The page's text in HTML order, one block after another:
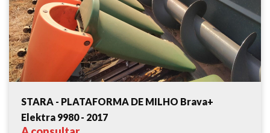
STARA - PLATAFORMA DE MILHO Brava+
Elektra 9980 - 2017